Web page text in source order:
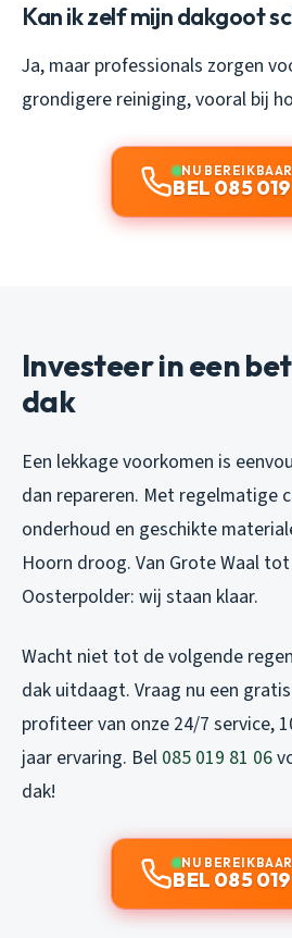
Kan ik zelf mijn dakgoot
Ja, maar professionals zorgen
grondigere reiniging, vooral bij
NU BEREIKBAAR
BEL 085
Investeer in een
dak
Een lekkage voorkomen is
dan repareren. Met regelmatige
onderhoud en geschikte
Hoorn droog. Van Grote Waal
Oosterpolder: wij staan klaar.
Wacht niet tot de volgende
dak uitdaagt. Vraag nu een
profiteer van onze 24/7 service,
jaar ervaring. Bel 085 019 81 06
dak!
NU BEREIKBAAR
BEL 085